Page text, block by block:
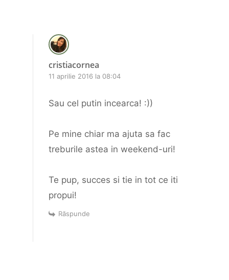
cristiacornea
11 aprilie 2016 la 08:04
Sau cel putin incearca! :))
Pe mine chiar ma ajuta sa fac
treburile astea in weekend-uri!
Te pup, succes si tie in tot ce iti
propui!
Răspunde